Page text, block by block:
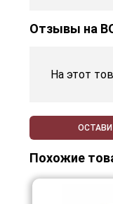
Отзывы на
На этот
Похожие